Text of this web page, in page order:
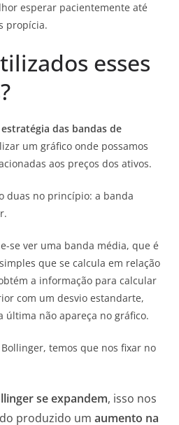
esperar pacientemente até
propícia.
esses
estratégia das bandas de
um gráfico onde possamos
aos preços dos ativos.
duas no princípio: a banda
se ver uma banda média, que é
que se calcula em relação
a informação para calcular
com um desvio estandarte,
última não apareça no gráfico.
temos que nos fixar no
se expandem, isso nos
produzido um aumento na